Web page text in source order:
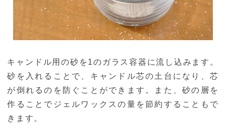
キャンドル用の砂を1のガラス容器に流し込みます。
砂を入れることで、キャンドル芯の土台になり、芯
が倒れるのを防ぐことができます。また、砂の層を
作ることでジェルワックスの量を節約することもで
きます。